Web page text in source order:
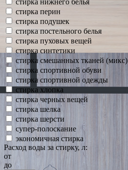
стирка перин
стирка подушек
стирка постельного белья
стирка пуховых вещей
стирка синтетики
стирка смешанных тканей (микс)
стирка спортивной обуви
стирка спортивной одежды
стирка хлопка
стирка черных вещей
стирка шелка
стирка шерсти
супер-полоскание
экономичная стирка
Расход воды за стирку, л:
от
до